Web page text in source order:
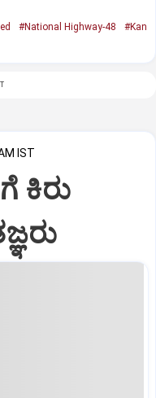
#National Highway-48
#Kan
IST
ಕಿರು